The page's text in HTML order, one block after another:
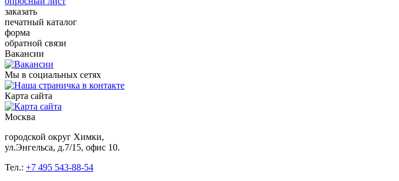
заказать
печатный каталог
форма
обратной связи
Вакансии
Мы в социальных сетях
Карта сайта
Москва
городской округ Химки,
ул.Энгельса, д.7/15, офис 10.
Тел.: +7 495 543-88-54